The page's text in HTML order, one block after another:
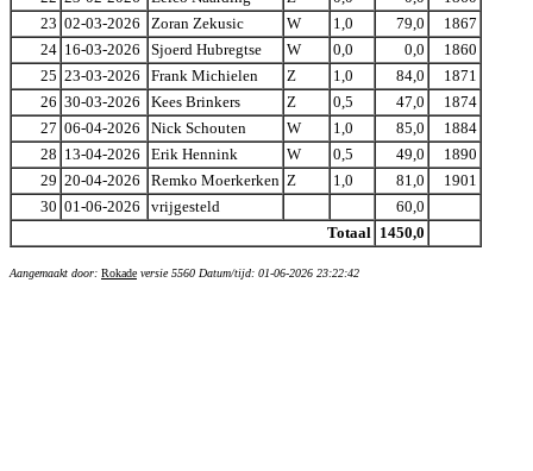
23 02-03-2026 Zoran Zekusic W 1,0 79,0
1867
24 16-03-2026 Sjoerd Hubregtse W 0,0 0,0
1860
25 23-03-2026 Frank Michielen Z 1,0 84,0
1871
26 30-03-2026 Kees Brinkers Z 0,5 47,0
1874
27 06-04-2026 Nick Schouten W 1,0 85,0
1884
28 13-04-2026 Erik Hennink W 0,5 49,0
1890
29 20-04-2026 Remko Moerkerken Z 1,0 81,0
1901
30 01-06-2026 vrijgesteld
60,0
Totaal 1450,0
Aangemaakt door: Rokade versie 5560 Datum/tijd: 01-06-2026 23:22:42